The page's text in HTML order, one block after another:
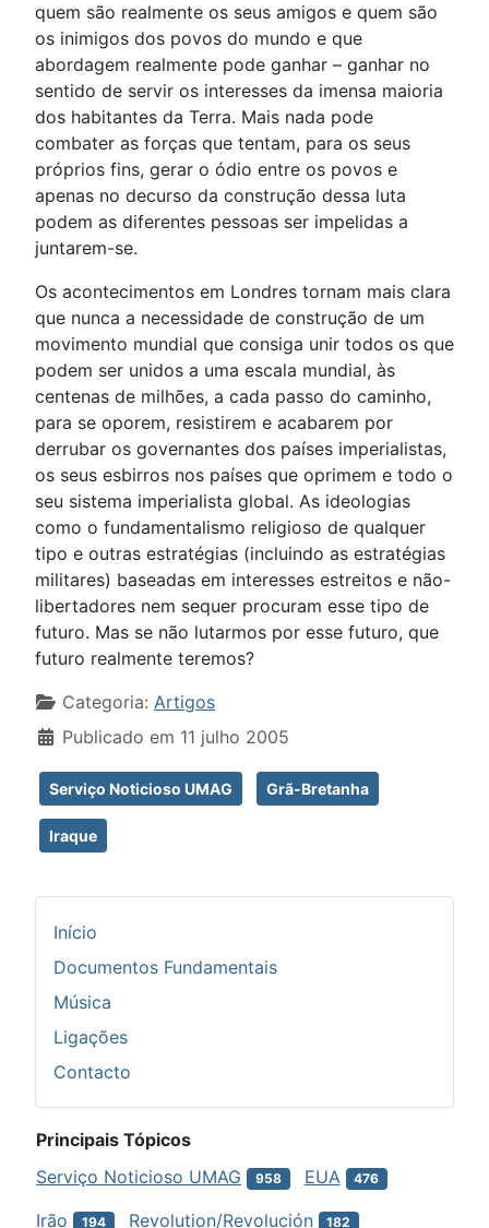
quem são realmente os seus amigos e quem são
os inimigos dos povos do mundo e que
abordagem realmente pode ganhar – ganhar no
sentido de servir os interesses da imensa maioria
dos habitantes da Terra. Mais nada pode
combater as forças que tentam, para os seus
próprios fins, gerar o ódio entre os povos e
apenas no decurso da construção dessa luta
podem as diferentes pessoas ser impelidas a
juntarem-se.
Os acontecimentos em Londres tornam mais clara
que nunca a necessidade de construção de um
movimento mundial que consiga unir todos os que
podem ser unidos a uma escala mundial, às
centenas de milhões, a cada passo do caminho,
para se oporem, resistirem e acabarem por
derrubar os governantes dos países imperialistas,
os seus esbirros nos países que oprimem e todo o
seu sistema imperialista global. As ideologias
como o fundamentalismo religioso de qualquer
tipo e outras estratégias (incluindo as estratégias
militares) baseadas em interesses estreitos e não-
libertadores nem sequer procuram esse tipo de
futuro. Mas se não lutarmos por esse futuro, que
futuro realmente teremos?
Detalhes
Categoria: Artigos
Publicado em 11 julho 2005
Serviço Noticioso UMAG Grã-Bretanha
Iraque
Início
Documentos Fundamentais
Música
Ligações
Contacto
Principais Tópicos
Serviço Noticioso UMAG
958 EUA 476
Irão 194 Revolution/Revolución 182